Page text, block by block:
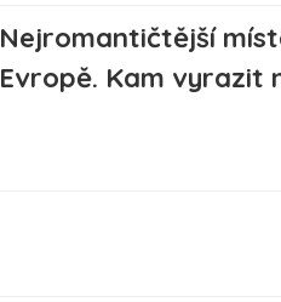
Nejromantičtější
Evropě. Kam vyrazit